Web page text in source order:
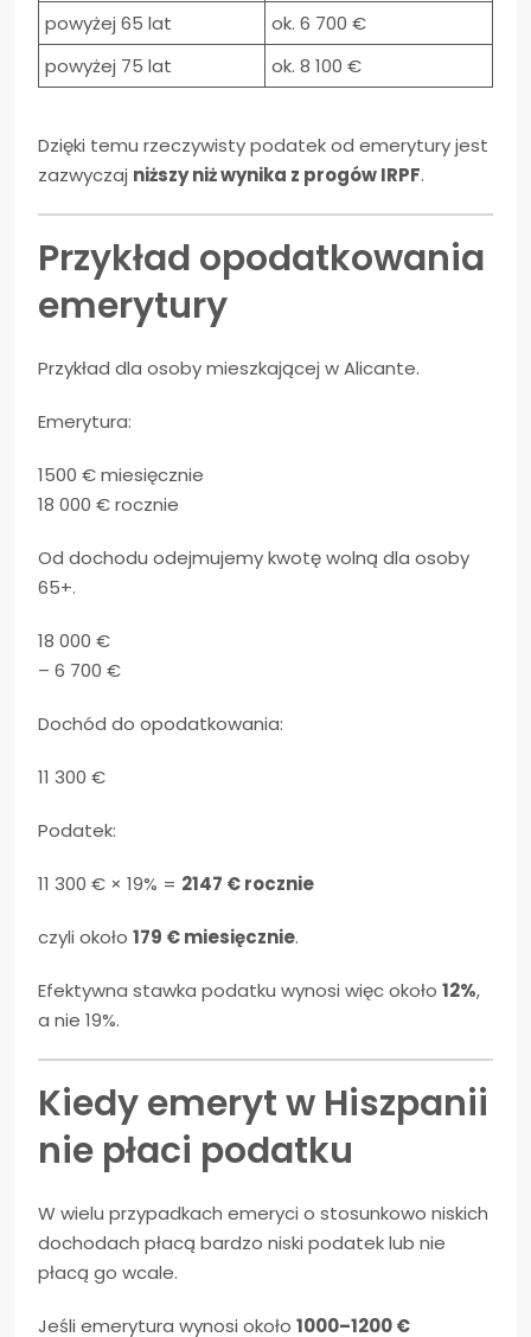
powyżej 65 lat
ok. 6 700 €
powyżej 75 lat
ok. 8 100 €
Dzięki temu rzeczywisty podatek od emerytury jest
zazwyczaj niższy niż wynika z progów IRPF.
Przykład opodatkowania
emerytury
Przykład dla osoby mieszkającej w Alicante.
Emerytura:
1500 € miesięcznie
18 000 € rocznie
Od dochodu odejmujemy kwotę wolną dla osoby
65+.
18 000 €
– 6 700 €
Dochód do opodatkowania:
11 300 €
Podatek:
11 300 € × 19% = 2147 € rocznie
czyli około 179 € miesięcznie.
Efektywna stawka podatku wynosi więc około 12%,
a nie 19%.
Kiedy emeryt w Hiszpanii
nie płaci podatku
W wielu przypadkach emeryci o stosunkowo niskich
dochodach płacą bardzo niski podatek lub nie
płacą go wcale.
Jeśli emerytura wynosi około 1000–1200 €